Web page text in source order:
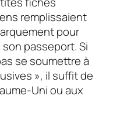
remplissaient
pour
passeport. Si
se soumettre à
», il suffit de
Uni ou aux